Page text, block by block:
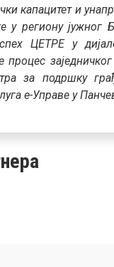
капацитет и
у региону јужног
ЦЕТРЕ у
процес
за подршку
е-Управе у